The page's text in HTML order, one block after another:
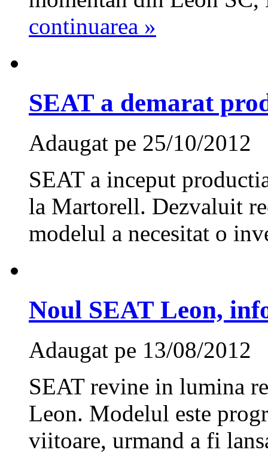
continuarea »
SEAT a demarat
Adaugat pe 25/10/2012
SEAT a inceput
la Martorell. Dezvaluit
modelul a necesitat o
Noul SEAT Leon,
Adaugat pe 13/08/2012
SEAT revine in lumina
Leon. Modelul este
viitoare, urmand a fi